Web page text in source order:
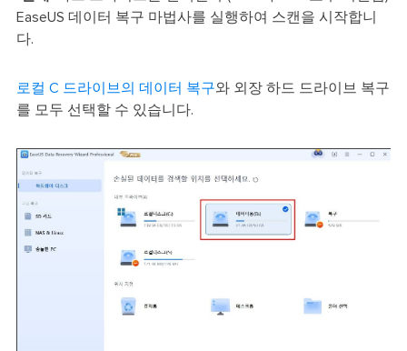
EaseUS 데이터 복구 마법사를 실행하여 스캔을 시작합니
다.
로컬 C 드라이브의 데이터 복구와 외장 하드 드라이브 복구
를 모두 선택할 수 있습니다.